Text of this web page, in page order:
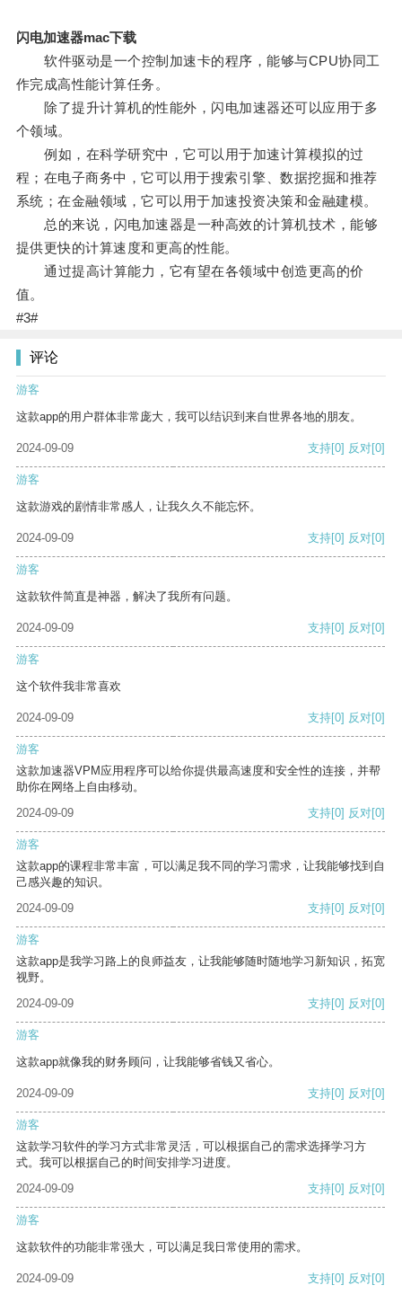
闪电加速器mac下载
软件驱动是一个控制加速卡的程序，能够与CPU协同工
作完成高性能计算任务。
除了提升计算机的性能外，闪电加速器还可以应用于多
个领域。
例如，在科学研究中，它可以用于加速计算模拟的过
程；在电子商务中，它可以用于搜索引擎、数据挖掘和推荐
系统；在金融领域，它可以用于加速投资决策和金融建模。
总的来说，闪电加速器是一种高效的计算机技术，能够
提供更快的计算速度和更高的性能。
通过提高计算能力，它有望在各领域中创造更高的价
值。
#3#
评论
游客
这款app的用户群体非常庞大，我可以结识到来自世界各地的朋友。
2024-09-09 支持[0] 反对[0]
游客
这款游戏的剧情非常感人，让我久久不能忘怀。
2024-09-09 支持[0] 反对[0]
游客
这款软件简直是神器，解决了我所有问题。
2024-09-09 支持[0] 反对[0]
游客
这个软件我非常喜欢
2024-09-09 支持[0] 反对[0]
游客
这款加速器VPM应用程序可以给你提供最高速度和安全性的连接，并帮
助你在网络上自由移动。
2024-09-09
支持[0] 反对[0]
游客
这款app的课程非常丰富，可以满足我不同的学习需求，让我能够找到自
己感兴趣的知识。
2024-09-09
支持[0] 反对[0]
游客
这款app是我学习路上的良师益友，让我能够随时随地学习新知识，拓宽
视野。
2024-09-09
支持[0] 反对[0]
游客
这款app就像我的财务顾问，让我能够省钱又省心。
2024-09-09 支持[0] 反对[0]
游客
这款学习软件的学习方式非常灵活，可以根据自己的需求选择学习方
式。我可以根据自己的时间安排学习进度。
2024-09-09
支持[0] 反对[0]
游客
这款软件的功能非常强大，可以满足我日常使用的需求。
2024-09-09 支持[0] 反对[0]